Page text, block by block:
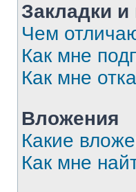
Закладки
Чем
Как мне
Как мне
Вложения
Какие
Как мне